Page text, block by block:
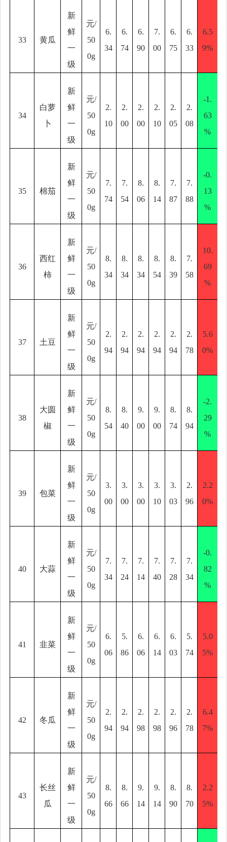
33 黄瓜
新
鲜
一
级
元/
50
0g
6.
34
6.
74
6.
90
7.
00
6.
75
6.
33
6.5
9%
34
白萝
卜
新
鲜
一
级
元/
50
0g
2.
10
2.
00
2.
00
2.
10
2.
05
2.
08
-1.
63
%
35 棉茄
新
鲜
一
级
元/
50
0g
7.
74
7.
54
8.
06
8.
14
7.
87
7.
88
-0.
13
%
36
西红
柿
新
鲜
一
级
元/
50
0g
8.
34
8.
34
8.
34
8.
54
8.
39
7.
58
10.
69
%
37 土豆
新
鲜
一
级
元/
50
0g
2.
94
2.
94
2.
94
2.
94
2.
94
2.
78
5.6
0%
38
大圆
椒
新
鲜
一
级
元/
50
0g
8.
54
8.
40
9.
00
9.
00
8.
74
8.
94
-2.
29
%
39 包菜
新
鲜
一
级
元/
50
0g
3.
00
3.
00
3.
00
3.
10
3.
03
2.
96
2.2
0%
40 大蒜
新
鲜
一
级
元/
50
0g
7.
34
7.
24
7.
14
7.
40
7.
28
7.
34
-0.
82
%
41 韭菜
新
鲜
一
级
元/
50
0g
6.
06
5.
86
6.
06
6.
14
6.
03
5.
74
5.0
5%
42 冬瓜
新
鲜
一
级
元/
50
0g
2.
94
2.
94
2.
98
2.
98
2.
96
2.
78
6.4
7%
43
长丝
瓜
新
鲜
一
级
元/
50
0g
8.
66
8.
66
9.
14
9.
14
8.
90
8.
70
2.2
5%